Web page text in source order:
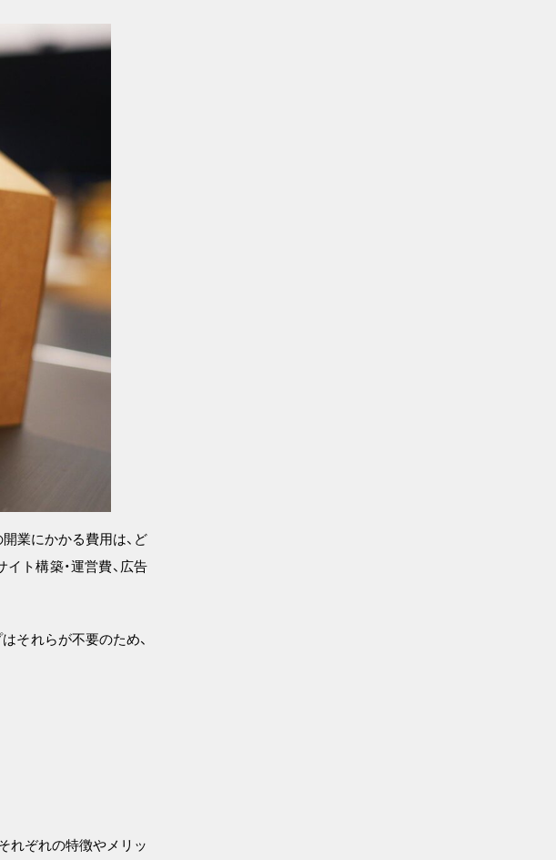
業にかかる費用は、ど
ト構築・運営費、広告
それらが不要のため、
れぞれの特徴やメリッ